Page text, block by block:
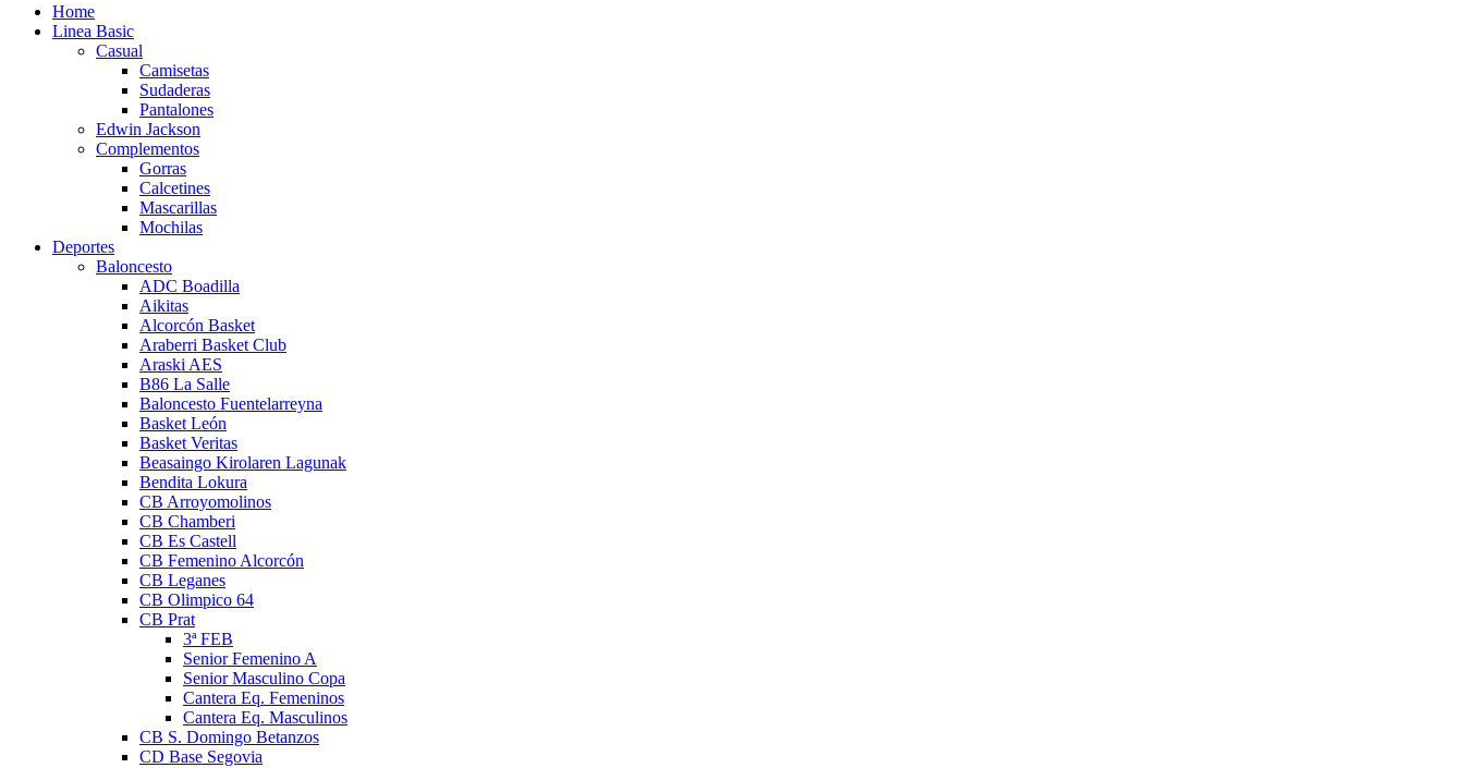
Home
Linea Basic
Casual
Camisetas
Sudaderas
Pantalones
Edwin Jackson
Complementos
Gorras
Calcetines
Mascarillas
Mochilas
Deportes
Baloncesto
ADC Boadilla
Aikitas
Alcorcón Basket
Araberri Basket Club
Araski AES
B86 La Salle
Baloncesto Fuentelarreyna
Basket León
Basket Veritas
Beasaingo Kirolaren Lagunak
Bendita Lokura
CB Arroyomolinos
CB Chamberi
CB Es Castell
CB Femenino Alcorcón
CB Leganes
CB Olimpico 64
CB Prat
3ª FEB
Senior Femenino A
Senior Masculino Copa
Cantera Eq. Femeninos
Cantera Eq. Masculinos
CB S. Domingo Betanzos
CD Base Segovia